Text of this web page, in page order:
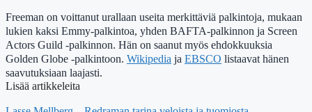
Freeman on voittanut urallaan useita merkittäviä palkintoja, mukaan
lukien kaksi Emmy-palkintoa, yhden BAFTA-palkinnon ja Screen
Actors Guild -palkinnon. Hän on saanut myös ehdokkuuksia
Golden Globe -palkintoon. Wikipedia ja EBSCO listaavat hänen
saavutuksiaan laajasti.
Lisää artikkeleita